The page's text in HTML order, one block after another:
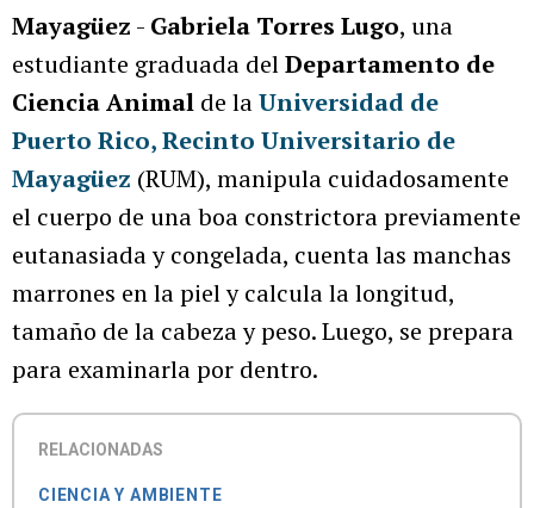
Mayagüez - Gabriela Torres Lugo, una
estudiante graduada delDepartamento de
Ciencia Animal de laUniversidad de
Puerto Rico, Recinto Universitario de
Mayagüez (RUM), manipula cuidadosamente
el cuerpo de una boa constrictora previamente
eutanasiada y congelada, cuenta las manchas
marrones en la piel y calcula la longitud,
tamaño de la cabeza y peso. Luego, se prepara
para examinarla por dentro.
RELACIONADAS
CIENCIA Y AMBIENTE